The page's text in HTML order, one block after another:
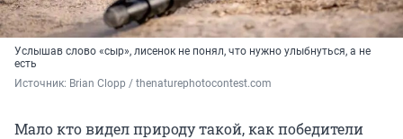
Услышав слово «сыр», лисенок не понял, что нужно улыбнуться, а не
есть
Источник: Brian Clopp / thenaturephotocontest.com
Мало кто видел природу такой, как победители